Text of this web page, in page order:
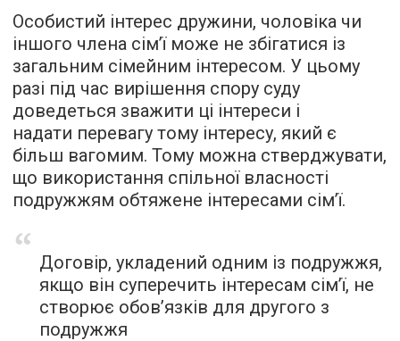
Особистий інтерес дружини, чоловіка чи
іншого члена сім’ї може не збігатися із
загальним сімейним інтересом. У цьому
разі під час вирішення спору суду
доведеться зважити ці інтереси і
надати перевагу тому інтересу, який є
більш вагомим. Тому можна стверджувати,
що використання спільної власності
подружжям обтяжене інтересами сім’ї.
Договір, укладений одним із подружжя,
якщо він суперечить інтересам сім’ї, не
створює обов’язків для другого з
подружжя